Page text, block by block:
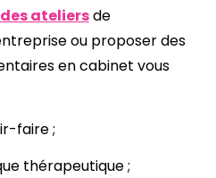
ateliersde
ou proposer des
en cabinet vous
faire ;
thérapeutique ;